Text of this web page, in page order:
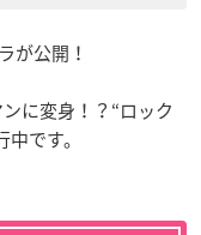
が公開！
に変身！？“ロック
です。